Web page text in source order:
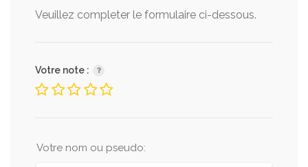
Veuillez completer le formulaire ci-dessous.
Votre note :
Votre nom ou pseudo: